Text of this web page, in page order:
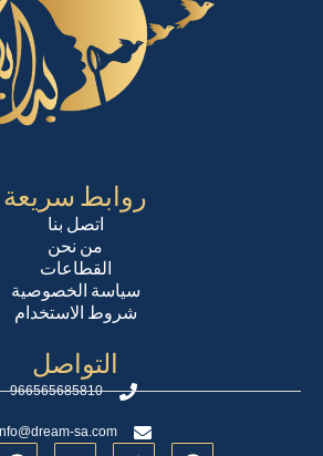
روابط سريعة
اتصل بنا
من نحن
القطاعات
سياسة الخصوصية
شروط الاستخدام
التواصل
966565685810
info@dream-sa.com